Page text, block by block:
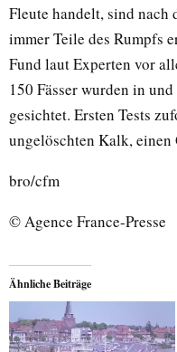
Fleute handelt, sind nach
immer Teile des Rumpfs
Fund laut Experten vor
150 Fässer wurden in
gesichtet. Ersten Tests
ungelöschten Kalk,
bro/cfm
© Agence France-Presse
Ähnliche Beiträge